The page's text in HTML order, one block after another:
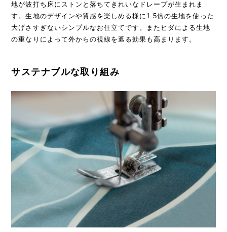
地が波打ち床にストンと落ちてきれいなドレープが生まれま
す。生地のデザインや質感を楽しめる様に1.5倍の生地を使った
大げさすぎないシンプルなお仕立てです。またヒダによる生地
の重なりによって外からの視線を遮る効果も高まります。
サステナブルな取り組み